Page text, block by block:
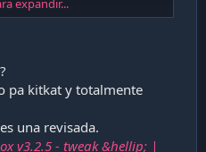
la gente que tenia
que yo no vea?
pa kitkat y totalmente
una revisada.
v3.2.5 - tweak &hellip; |